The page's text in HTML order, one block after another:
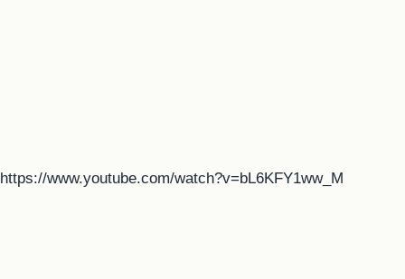
https://www.youtube.com/watch?v=bL6KFY1ww_M